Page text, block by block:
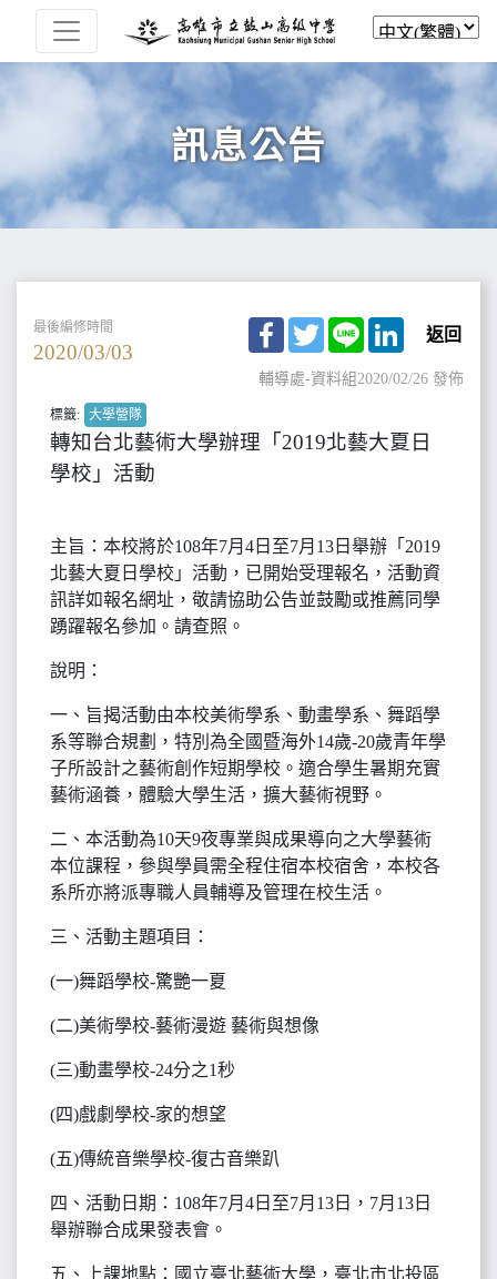
訊息公告
最後編修時間
2020/03/03
Facebook
TwitterLine LinkedIn
返回
輔導處-資料組2020/02/26 發佈
標籤: 大學營隊
轉知台北藝術大學辦理「2019北藝大夏日
學校」活動
主旨：本校將於108年7月4日至7月13日舉辦「2019
北藝大夏日學校」活動，已開始受理報名，活動資
訊詳如報名網址，敬請協助公告並鼓勵或推薦同學
踴躍報名參加。請查照。
說明：
一、旨揭活動由本校美術學系、動畫學系、舞蹈學
系等聯合規劃，特別為全國暨海外14歲-20歲青年學
子所設計之藝術創作短期學校。適合學生暑期充實
藝術涵養，體驗大學生活，擴大藝術視野。
二、本活動為10天9夜專業與成果導向之大學藝術
本位課程，參與學員需全程住宿本校宿舍，本校各
系所亦將派專職人員輔導及管理在校生活。
三、活動主題項目：
(一)舞蹈學校-驚艷一夏
(二)美術學校-藝術漫遊 藝術與想像
(三)動畫學校-24分之1秒
(四)戲劇學校-家的想望
(五)傳統音樂學校-復古音樂趴
四、活動日期：108年7月4日至7月13日，7月13日
舉辦聯合成果發表會。
五、上課地點：國立臺北藝術大學，臺北市北投區